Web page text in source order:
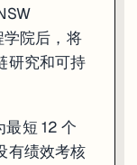
院后，将
研究和可持
短 12 个
有绩效考核